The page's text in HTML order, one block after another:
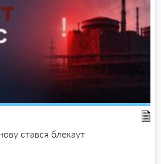
стався блекаут